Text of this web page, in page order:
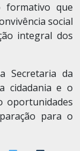
formativo que
social
integral dos
Secretaria da
cidadania e o
oportunidades
para o